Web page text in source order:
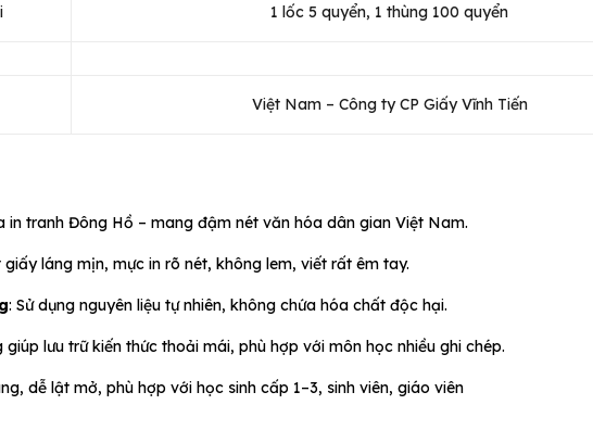
1 lốc 5 quyển, 1 thùng 100 quyển
Việt Nam – Công ty CP Giấy Vĩnh Tiến
in tranh Đông Hồ – mang đậm nét văn hóa dân gian Việt Nam.
giấy láng mịn, mực in rõ nét, không lem, viết rất êm tay.
: Sử dụng nguyên liệu tự nhiên, không chứa hóa chất độc hại.
giúp lưu trữ kiến thức thoải mái, phù hợp với môn học nhiều ghi chép.
dễ lật mở, phù hợp với học sinh cấp 1–3, sinh viên, giáo viên